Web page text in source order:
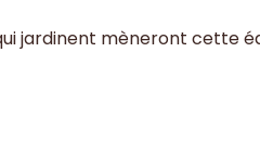
jardinent mèneront cette